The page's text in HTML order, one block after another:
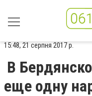
15:48, 21 серпня 2017 р.
В
еще одну